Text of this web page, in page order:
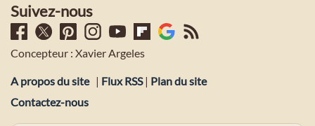
Suivez-nous
Concepteur : Xavier Argeles
A propos du site | Flux RSS| Plan du site
Contactez-nous